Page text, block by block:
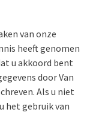
van onze
heeft genomen
u akkoord bent
door Van
Als u niet
het gebruik van